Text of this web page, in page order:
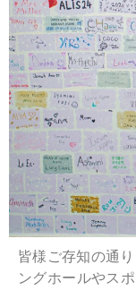
皆様ご存知の通
ングホールやス